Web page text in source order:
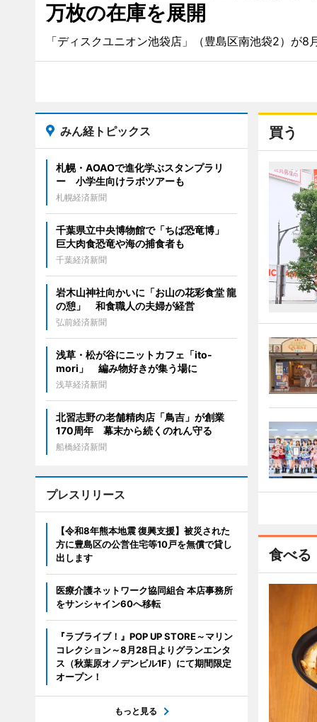
万枚の在庫を展開
「ディスクユニオン池袋店」（豊島区南池袋2）が
買う
食べる
みん経トピックス
札幌・AOAOで進化学ぶスタンプラリ
ー 小学生向けラボツアーも
札幌経済新聞
千葉県立中央博物館で「ちば恐竜博」
巨大肉食恐竜や海の捕食者も
千葉経済新聞
岩木山神社向かいに「お山の花彩食堂 龍
の憩」 和食職人の夫婦が経営
弘前経済新聞
浅草・松が谷にニットカフェ「ito-
mori」 編み物好きが集う場に
浅草経済新聞
北習志野の老舗精肉店「鳥吉」が創業
170周年 幕末から続くのれん守る
船橋経済新聞
プレスリリース
【令和8年熊本地震 復興支援】被災された
方に豊島区の公営住宅等10戸を無償で貸し
出します
医療介護ネットワーク協同組合 本店事務所
をサンシャイン60へ移転
『ラブライブ！』POP UP STORE～マリン
コレクション～8月28日よりグランエンタ
ス（秋葉原オノデンビル1F）にて期間限定
オープン！
もっと見る